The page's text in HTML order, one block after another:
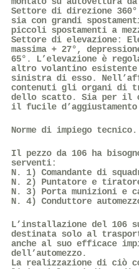
Settore di direzione
sia con grandi
piccoli spostamenti a
Settore di elevazione:
massima + 27°,
65°. L’elevazione è
altro volantino
sinistra di esso.
contenuti gli organi di
dello scatto. Sia per il
il fucile d’aggiustamento
Norme di impiego tecnico.
Il pezzo da 106 ha
serventi:
N. 1) Comandante di
N. 2) Puntatore e
N. 3) Porta munizioni e
N. 4) Conduttore
L’installazione del 106
destinata solo al
anche al suo efficace
dell’automezzo.
La realizzazione di ciò